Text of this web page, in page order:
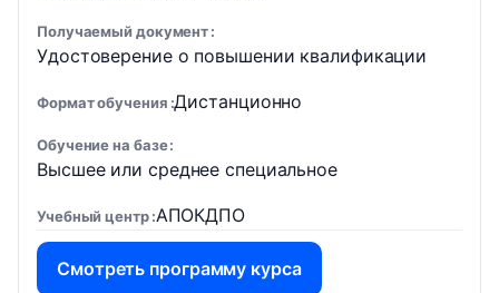
Получаемый документ
Удостоверение о повышении квалификации
Формат обучения Дистанционно
Обучение на базе
Высшее или среднее специальное
Учебный центр АПОКДПО
Смотреть программу курса